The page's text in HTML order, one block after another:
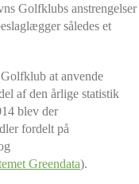
Golfklubs anstrengelser
således et
at anvende
af den årlige statistik
blev der
fordelt på
Greendata).